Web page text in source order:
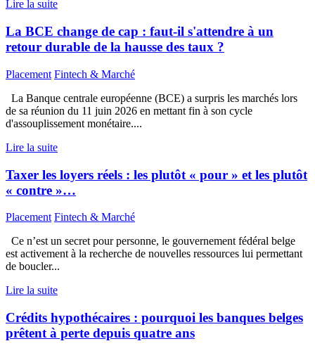
Lire la suite
La BCE change de cap : faut-il s'attendre à un
retour durable de la hausse des taux ?
Placement Fintech & Marché
La Banque centrale européenne (BCE) a surpris les marchés lors
de sa réunion du 11 juin 2026 en mettant fin à son cycle
d'assouplissement monétaire....
Lire la suite
Taxer les loyers réels : les plutôt « pour » et les plutôt
« contre »…
Placement Fintech & Marché
Ce n’est un secret pour personne, le gouvernement fédéral belge
est activement à la recherche de nouvelles ressources lui permettant
de boucler...
Lire la suite
Crédits hypothécaires : pourquoi les banques belges
prêtent à perte depuis quatre ans